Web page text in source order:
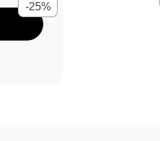
-25%